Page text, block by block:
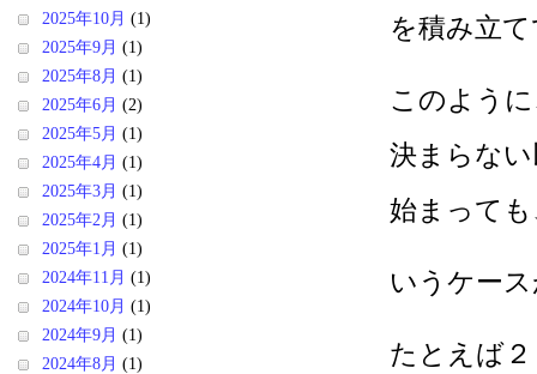
を積み立
このよう
決まらな
始まって
いうケー
たとえば
2025年10月 (1)
2025年9月 (1)
2025年8月 (1)
2025年6月 (2)
2025年5月 (1)
2025年4月 (1)
2025年3月 (1)
2025年2月 (1)
2025年1月 (1)
2024年11月 (1)
2024年10月 (1)
2024年9月 (1)
2024年8月 (1)